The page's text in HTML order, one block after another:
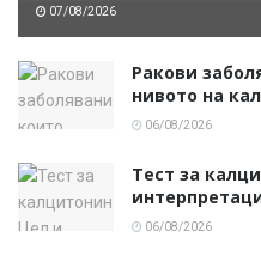
07/08/2026
Ракови
нивото на
06/08/2026
Тест за
06/08/2026